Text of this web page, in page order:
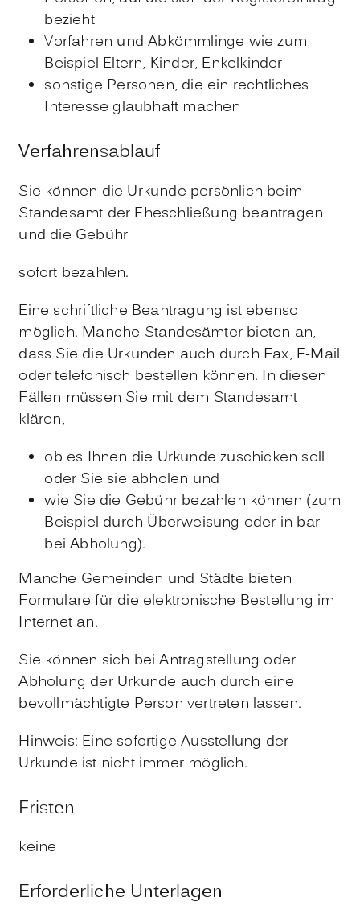
bezieht
Vorfahren und Abkömmlinge wie zum
Beispiel Eltern, Kinder, Enkelkinder
sonstige Personen, die ein rechtliches
Interesse glaubhaft machen
Verfahrensablauf
Sie können die Urkunde persönlich beim
Standesamt der Eheschließung beantragen
und die Gebühr
sofort bezahlen.
Eine schriftliche Beantragung ist ebenso
möglich. Manche Standesämter bieten an,
dass Sie die Urkunden auch durch Fax, E-Mail
oder telefonisch bestellen können. In diesen
Fällen müssen Sie mit dem Standesamt
klären,
ob es Ihnen die Urkunde zuschicken soll
oder Sie sie abholen und
wie Sie die Gebühr bezahlen können (zum
Beispiel durch Überweisung oder in bar
bei Abholung).
Manche Gemeinden und Städte bieten
Formulare für die elektronische Bestellung im
Internet an.
Sie können sich bei Antragstellung oder
Abholung der Urkunde auch durch eine
bevollmächtigte Person vertreten lassen.
Hinweis: Eine sofortige Ausstellung der
Urkunde ist nicht immer möglich.
Fristen
keine
Erforderliche Unterlagen